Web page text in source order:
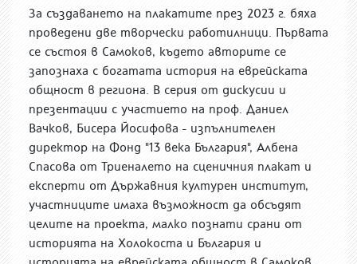
За създаването на плакатите през 2023 г. бяха
проведени две творчески работилници. Първата
се състоя в Самоков, където авторите се
запознаха с богатата история на еврейската
общност в региона. В серия от дискусии и
презентации с участието на проф. Даниел
Вачков, Бисера Йосифова - изпълнителен
директор на Фонд "13 века България", Албена
Спасова от Триеналето на сценичния плакат и
експерти от Държавния културен институт,
участниците имаха възможност да обсъдят
целите на проекта, малко познати срани от
историята на Холокоста и България и